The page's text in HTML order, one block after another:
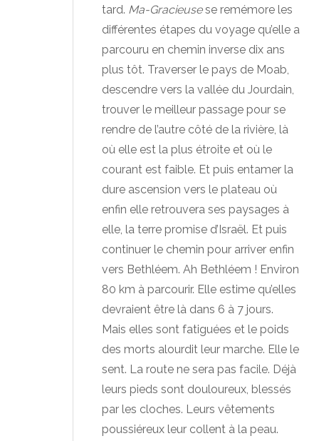
tard. Ma-Gracieusese remémore les
différentes étapes du voyage qu’elle a
parcouru en chemin inverse dix ans
plus tôt. Traverser le pays de Moab,
descendre vers la vallée du Jourdain,
trouver le meilleur passage pour se
rendre de l’autre côté de la rivière, là
où elle est la plus étroite et où le
courant est faible. Et puis entamer la
dure ascension vers le plateau où
enfin elle retrouvera ses paysages à
elle, la terre promise d’Israël. Et puis
continuer le chemin pour arriver enfin
vers Bethléem. Ah Bethléem ! Environ
80 km à parcourir. Elle estime qu’elles
devraient être là dans 6 à 7 jours.
Mais elles sont fatiguées et le poids
des morts alourdit leur marche. Elle le
sent. La route ne sera pas facile. Déjà
leurs pieds sont douloureux, blessés
par les cloches. Leurs vêtements
poussiéreux leur collent à la peau.